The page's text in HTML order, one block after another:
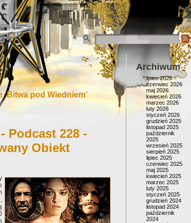
pod Wiedniem’
Podcast 228 -
Obiekt
Archiwum
lipiec 2026
czerwiec 2026
maj 2026
kwiecień 2026
marzec 2026
luty 2026
styczeń 2026
grudzień 2025
listopad 2025
październik
2025
wrzesień 2025
sierpień 2025
lipiec 2025
czerwiec 2025
maj 2025
kwiecień 2025
marzec 2025
luty 2025
styczeń 2025
grudzień 2024
listopad 2024
październik
2024